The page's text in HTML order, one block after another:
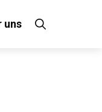
uns